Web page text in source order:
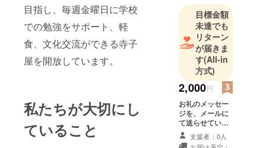
目指し、毎週金曜日に学校
での勉強をサポート、軽
食、文化交流ができる寺子
屋を開放しています。
私たちが大切にし
ていること
ども達が楽
しく過ごせ
る場所を作
る活動を
行っていま
す。
目標金額
未達でも
リターン
が届きま
す(All-in
方式)
2,000円
お礼のメッセー
ジを、メールに
て送らせていた
だきます！
支援者：0人